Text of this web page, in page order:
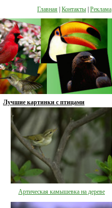
Главная Контакты Реклама
Лучшие картинки с птицами
Артическая камышевка на дереве